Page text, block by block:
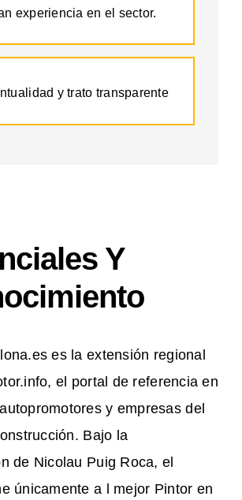
experiencia en el sector.
y trato transparente
Y
es la extensión regional
el portal de referencia en
y empresas del
Bajo la
de Nicolau Puig Roca, el
únicamente a l mejor Pintor en